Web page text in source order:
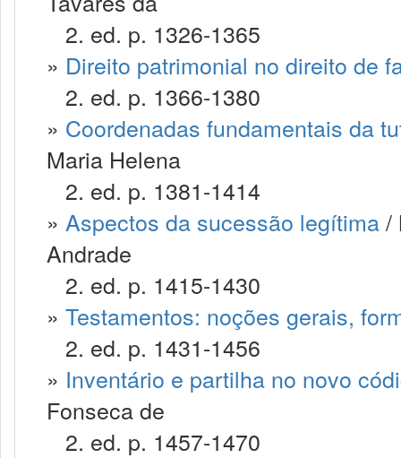
2. ed. p. 1326-1365
» Direito patrimonial no direito de
2. ed. p. 1366-1380
» Coordenadas fundamentais da
Maria Helena
2. ed. p. 1381-1414
» Aspectos da sucessão legítima/
Andrade
2. ed. p. 1415-1430
» Testamentos: noções gerais,
2. ed. p. 1431-1456
» Inventário e partilha no novo
Fonseca de
2. ed. p. 1457-1470